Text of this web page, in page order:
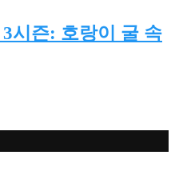
시즌: 호랑이 굴 속